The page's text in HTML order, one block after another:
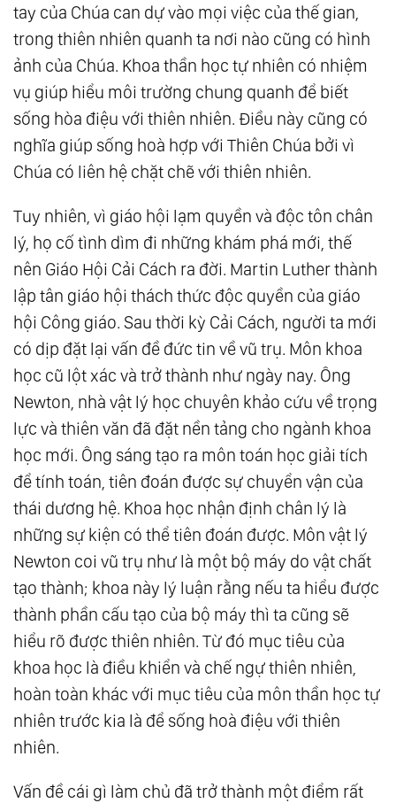
tay của Chúa can dự vào mọi việc của thế gian,
trong thiên nhiên quanh ta nơi nào cũng có hình
ảnh của Chúa. Khoa thần học tự nhiên có nhiệm
vụ giúp hiểu môi trường chung quanh để biết
sống hòa điệu với thiên nhiên. Điều này cũng có
nghĩa giúp sống hoà hợp với Thiên Chúa bởi vì
Chúa có liên hệ chặt chẽ với thiên nhiên.
Tuy nhiên, vì giáo hội lạm quyền và độc tôn chân
lý, họ cố tình dìm đi những khám phá mới, thế
nên Giáo Hội Cải Cách ra đời. Martin Luther thành
lập tân giáo hội thách thức độc quyền của giáo
hội Công giáo. Sau thời kỳ Cải Cách, người ta mới
có dịp đặt lại vấn đề đức tin về vũ trụ. Môn khoa
học cũ lột xác và trở thành như ngày nay. Ông
Newton, nhà vật lý học chuyên khảo cứu về trọng
lực và thiên văn đã đặt nền tảng cho ngành khoa
học mới. Ông sáng tạo ra môn toán học giải tích
để tính toán, tiên đoán được sự chuyển vận của
thái dương hệ. Khoa học nhận định chân lý là
những sự kiện có thể tiên đoán được. Môn vật lý
Newton coi vũ trụ như là một bộ máy do vật chất
tạo thành; khoa này lý luận rằng nếu ta hiểu được
thành phần cấu tạo của bộ máy thì ta cũng sẽ
hiểu rõ được thiên nhiên. Từ đó mục tiêu của
khoa học là điều khiển và chế ngự thiên nhiên,
hoàn toàn khác với mục tiêu của môn thần học tự
nhiên trước kia là để sống hoà điệu với thiên
nhiên.
Vấn đề cái gì làm chủ đã trở thành một điểm rất